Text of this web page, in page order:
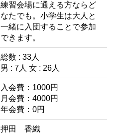
練習会場に通える方ならど
なたでも。小学生は大人と
一緒に入団することで参加
できます。
総数 : 33人
男 : 7人 女 : 26人
入会費：1000円
月会費：4000円
年会費：0円
押田 香織